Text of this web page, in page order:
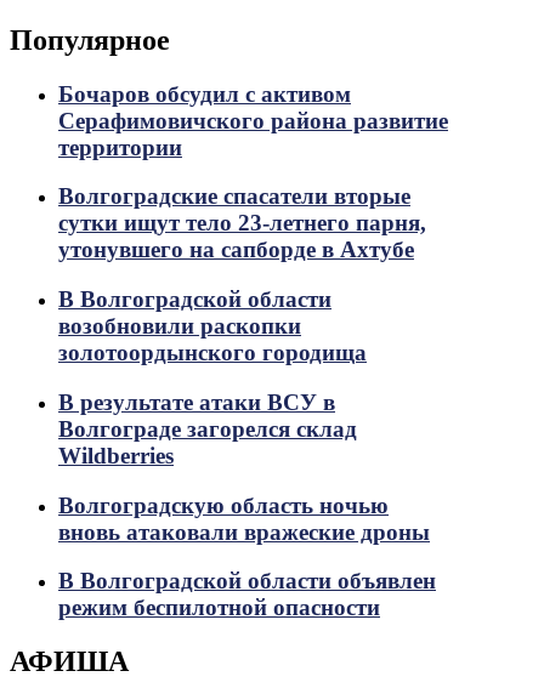
Популярное
Бочаров обсудил с активом
Серафимовичского района развитие
территории
Волгоградские спасатели вторые
сутки ищут тело 23-летнего парня,
утонувшего на сапборде в Ахтубе
В Волгоградской области
возобновили раскопки
золотоордынского городища
В результате атаки ВСУ в
Волгограде загорелся склад
Wildberries
Волгоградскую область ночью
вновь атаковали вражеские дроны
В Волгоградской области объявлен
режим беспилотной опасности
АФИША